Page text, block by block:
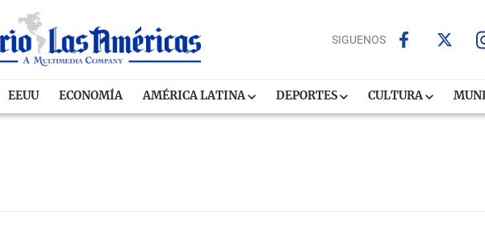
SIGUENOS
EEUU ECONOMÍA AMÉRICA LATINA DEPORTES CULTURA